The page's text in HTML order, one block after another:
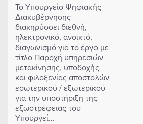
Το Υπουργείο Ψηφιακής
Διακυβέρνησης
διακηρύσσει διεθνή,
ηλεκτρονικό, ανοικτό,
διαγωνισμό για το έργο με
τίτλο Παροχή υπηρεσιών
μετακίνησης, υποδοχής
και φιλοξενίας αποστολών
εσωτερικού / εξωτερικού
για την υποστήριξη της
εξωστρέφειας του
Υπουργεί…